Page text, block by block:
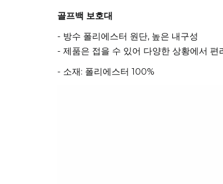
골프백 보호대
- 방수 폴리에스터 원단, 높은 내구성
- 제품은 접을 수 있어 다양한 상황에서 편
- 소재: 폴리에스터 100%